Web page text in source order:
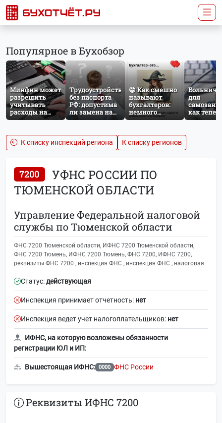
Популярное в Бухобзор
Минфин может
разрешить
учитывать
расходы на
защиту от
расчёте налога
на прибыль
Трудоустройство
без паспорта
РФ: допустима
ли замена на
загранпаспорт?
😁 Как смешно
называют
бухгалтеров:
немного
профессионального
для
как
работает
К списку инспекций региона К списку регионов
7200
УФНС РОССИИ ПО
ТЮМЕНСКОЙ ОБЛАСТИ
Управление Федеральной налоговой
службы по Тюменской области
ФНС 7200 Тюменской области, ИФНС 7200 Тюменской области,
ФНС 7200 Тюмень, ИФНС 7200 Тюмень, ФНС 7200, ИФНС 7200,
реквизиты ФНС 7200 , инспекция ФНС , инспекция ФНС , налоговая
Статус:действующая
Инспекция принимает отчетность: нет
Инспекция ведет учет налогоплательщиков: нет
ИФНС, на которую возложены обязанности
регистрации ЮЛ и ИП:
Вышестоящая ИФНС: 0000 ФНС России
Реквизиты ИФНС 7200